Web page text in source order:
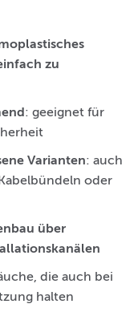
zu
: geeignet für
Varianten: auch
oder
über
die auch bei
halten